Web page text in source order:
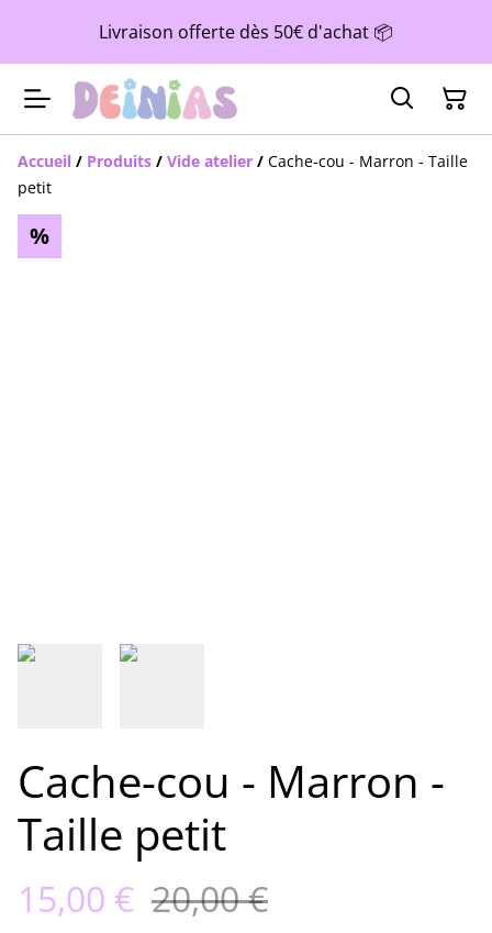
Livraison offerte dès 50€ d'achat 📦
Accueil / Produits / Vide atelier / Cache-cou - Marron - Taille
petit
%
Cache-cou - Marron -
Taille petit
15,00 € 20,00 €